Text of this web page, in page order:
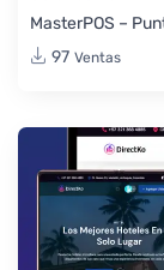
MasterPOS –
97 Ventas